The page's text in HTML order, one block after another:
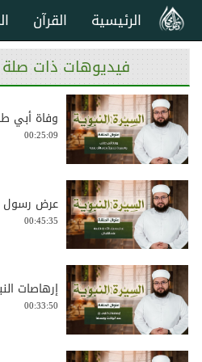
القرآن الرئيسية
فيديوهات ذات صلة
وفاة أبي
00:25:09
عرض رسول
00:45:35
إرهاصات
00:33:50